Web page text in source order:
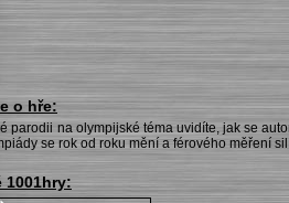
o hře:
parodii na olympijské téma uvidíte, jak se
se rok od roku mění a férového měření
1001hry: